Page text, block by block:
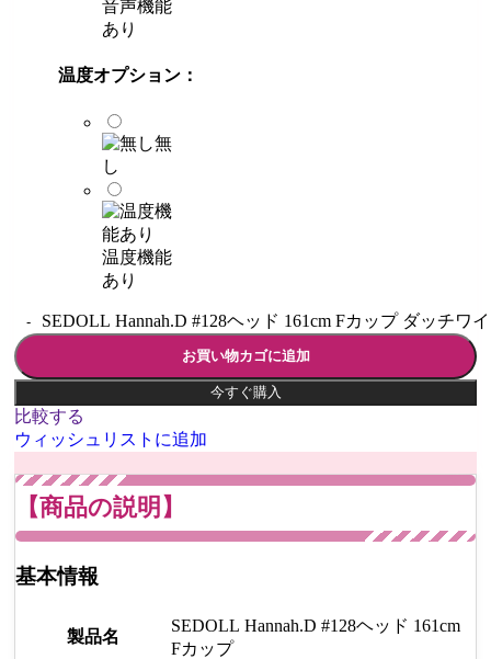
音声機能
あり
温度オプション：
無
し
温度機能
あり
SEDOLL Hannah.D #128ヘッド 161cm Fカップ ダッチワ
お買い物カゴに追加
今すぐ購入
比較する
ウィッシュリストに追加
【商品の説明】
基本情報
製品名
SEDOLL Hannah.D #128ヘッド 161cm
Fカップ